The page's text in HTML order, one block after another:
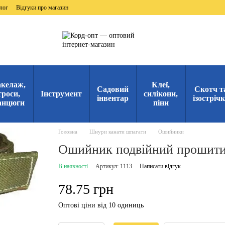
Відгуки про магазин
Інструмент
Садовий
інвентар
Клеї,
силікони,
піни
Скотч
Головна Шнури канати шпагати Ошийники
Ошийник подвійний
В наявності Артикул: 1113 Написати відгук
78.75 грн
Оптові ціни від 10 одиниць